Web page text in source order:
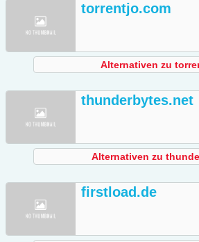
torrentjo.com
Alternativen zu
thunderbytes.net
Alternativen zu
firstload.de